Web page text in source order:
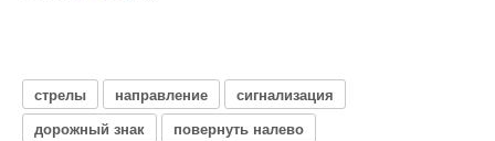
стрелы направление
сигнализация
дорожный знак
повернуть налево